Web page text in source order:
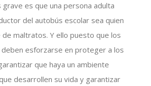
grave es que una persona adulta
del autobús escolar sea quien
maltratos. Y ello puesto que los
esforzarse en proteger a los
que haya un ambiente
desarrollen su vida y garantizar